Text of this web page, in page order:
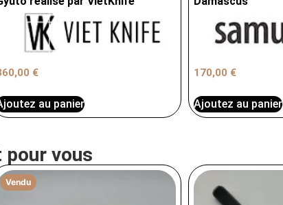
€
au panier
170,00 €
Ajoutez au panier
pour vous
Vendu